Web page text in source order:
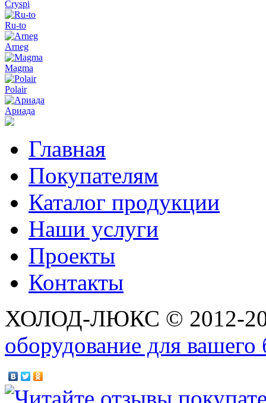
Cryspi
Ru-to
Arneg
Magma
Polair
Ариада
Главная
Покупателям
Каталог продукции
Наши услуги
Проекты
Контакты
ХОЛОД-ЛЮКС © 2012-
оборудование для вашего